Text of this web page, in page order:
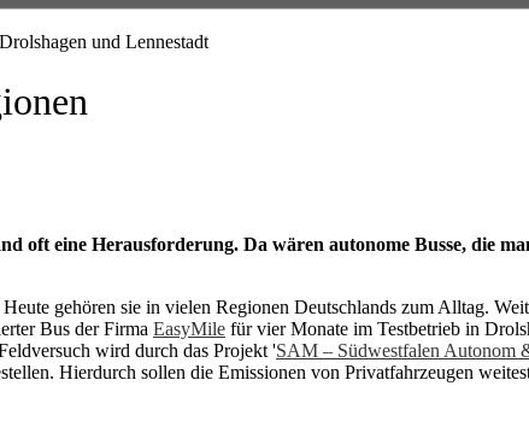
eine Herausforderung. Da wären autonome Busse, die
gehören sie in vielen Regionen Deutschlands zum Alltag.
Bus der Firma EasyMile für vier Monate im Testbetrieb in
wird durch das Projekt 'SAM – Südwestfalen Autonom
Hierdurch sollen die Emissionen von Privatfahrzeugen